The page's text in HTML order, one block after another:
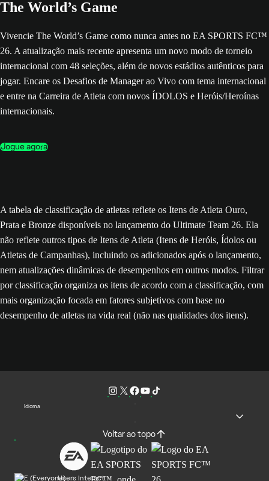
The World’s Game
Vivencie The World’s Game como nunca antes no EA SPORTS FC™
26. A atualização mais recente apresenta um novo modo de torneio
internacional com 48 seleções, além de novos estádios autênticos para
jogar. Encare os Desafios de Manager ao Vivo com tema internacional
e entre na Carreira de Atleta com novos ÍDOLOS e Heróis/Heroínas
internacionais.
Jogue agora
A tabela de classificação de atletas reflete os Itens de Atleta Ouro,
Prata e Bronze disponíveis no lançamento do Ultimate Team 26. Ela
não reflete outros tipos de Itens de Atleta (Itens de Heróis, Ídolos ou
Atletas de Campanhas), incluindo os adicionados após o lançamento,
nem atualizações dinâmicas de desempenhos em outros modos. Filtrar
por classificação organiza os itens de acordo com a classificação, com
mais organização focada em fatores subjetivos com base no
desempenho de atletas na vida real (não nas qualidades dos itens).
Idioma
Voltar ao topo
Users Interact